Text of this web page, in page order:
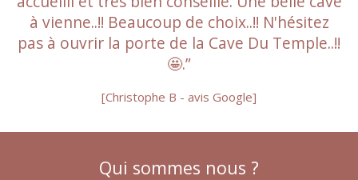
à vienne..!! Beaucoup de choix..!! N'hésitez
pas à ouvrir la porte de la Cave Du Temple..!!
🤩.”
[Christophe B - avis Google]
Qui sommes nous ?